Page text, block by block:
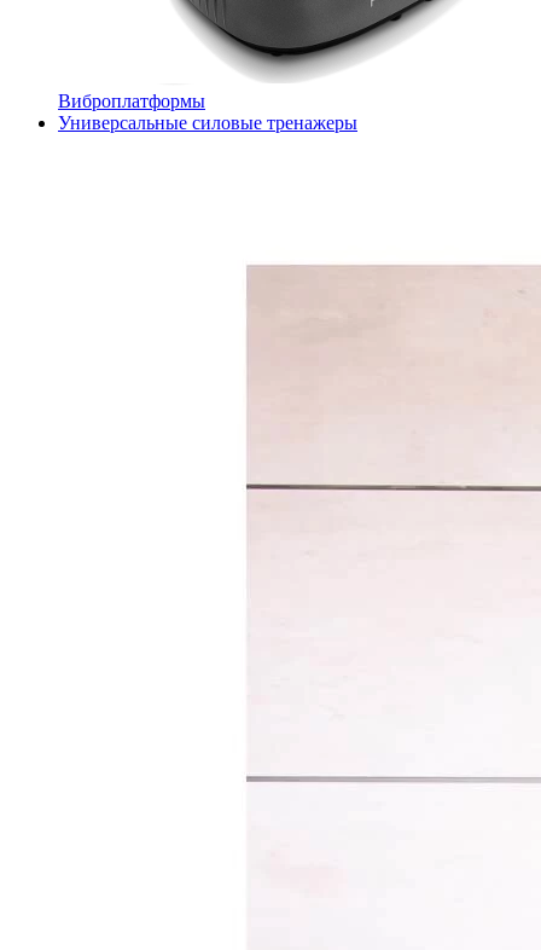
Виброплатформы
Универсальные силовые тренажеры